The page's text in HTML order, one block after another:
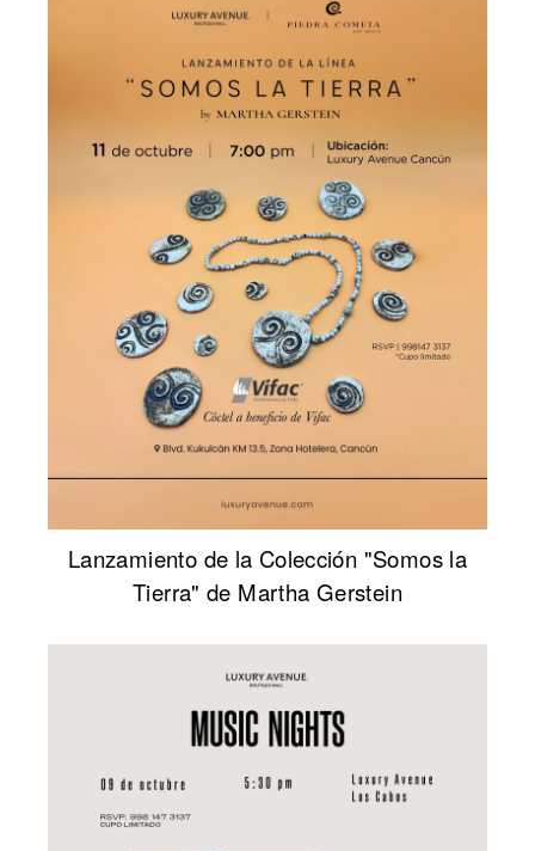
Lanzamiento de la Colección "Somos la
Tierra" de Martha Gerstein